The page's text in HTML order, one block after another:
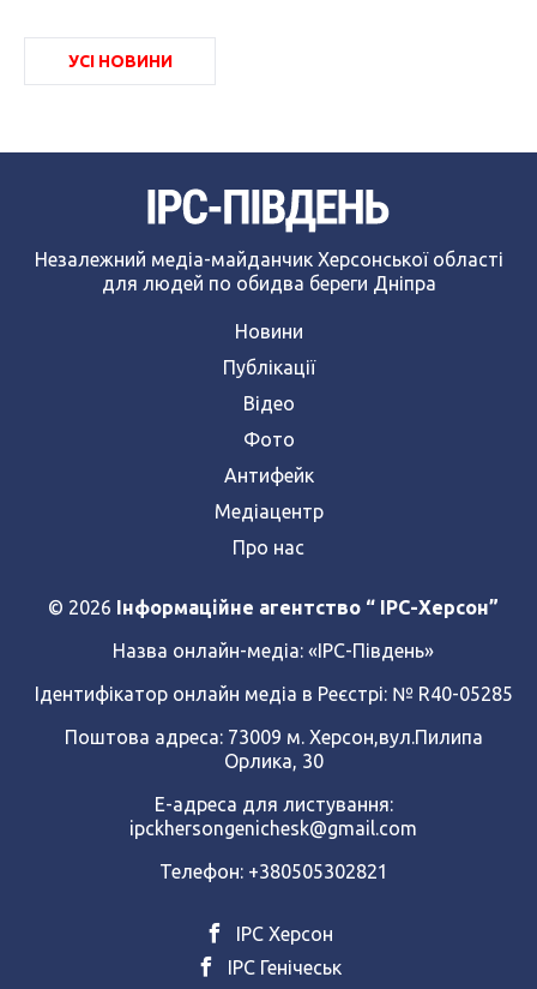
УСІ НОВИНИ
Незалежний медіа-майданчик Херсонської області
для людей по обидва береги Дніпра
Новини
Публікації
Відео
Фото
Антифейк
Медіацентр
Про нас
© 2026 Інформаційне агентство “ IPC-Херсон”
Назва онлайн-медіа: «ІРС-Південь»
Ідентифікатор онлайн медіа в Реєстрі: № R40-05285
Поштова адреса: 73009 м. Херсон,вул.Пилипа
Орлика, 30
Е-адреса для листування:
ipckhersongenichesk@gmail.com
Телефон: +380505302821
ІРС Херсон
ІРС Генічеськ